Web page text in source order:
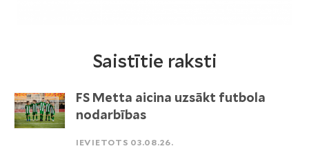
Saistītie raksti
FS Metta aicina uzsākt futbola
nodarbības
IEVIETOTS 03.08.26.